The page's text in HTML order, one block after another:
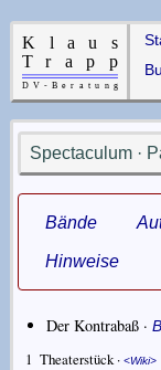
Spectaculum ·
Bände
Hinweise
Der Kontrabaß ·
1 Theaterstück · Wiki